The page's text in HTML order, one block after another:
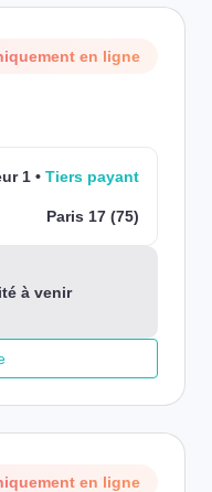
en ligne
1 Tiers payant
Paris 17 (75)
à venir
en ligne